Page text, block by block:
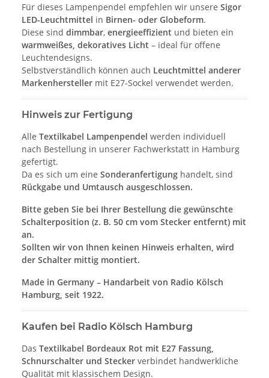
Für dieses Lampenpendel empfehlen wir unsere Sigor
LED-Leuchtmittel in Birnen- oder Globeform.
Diese sind dimmbar, energieeffizient und bieten ein
warmweißes, dekoratives Licht – ideal für offene
Leuchtendesigns.
Selbstverständlich können auch Leuchtmittel anderer
Markenhersteller mit E27-Sockel verwendet werden.
Hinweis zur Fertigung
Alle Textilkabel Lampenpendel werden individuell
nach Bestellung in unserer Fachwerkstatt in Hamburg
gefertigt.
Da es sich um eine Sonderanfertigung handelt, sind
Rückgabe und Umtausch ausgeschlossen.
Bitte geben Sie bei Ihrer Bestellung die gewünschte
Schalterposition (z. B. 50 cm vom Stecker entfernt) mit
an.
Sollten wir von Ihnen keinen Hinweis erhalten, wird
der Schalter mittig montiert.
Made in Germany – Handarbeit von Radio Kölsch
Hamburg, seit 1922.
Kaufen bei Radio Kölsch Hamburg
Das Textilkabel Bordeaux Rot mit E27 Fassung,
Schnurschalter und Stecker verbindet handwerkliche
Qualität mit klassischem Design.